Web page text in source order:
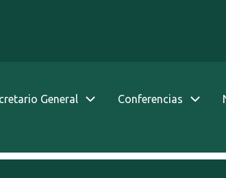
General Conferencias